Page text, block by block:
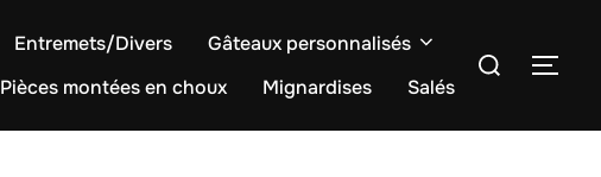
Entremets/Divers
Gâteaux personnalisés
Pièces montées en choux Mignardises Salés
Rechercher :